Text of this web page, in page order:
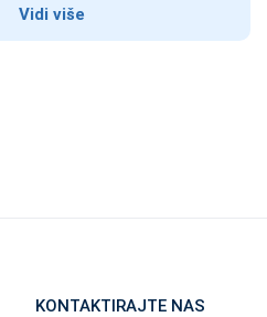
Vidi više
KONTAKTIRAJTE NAS